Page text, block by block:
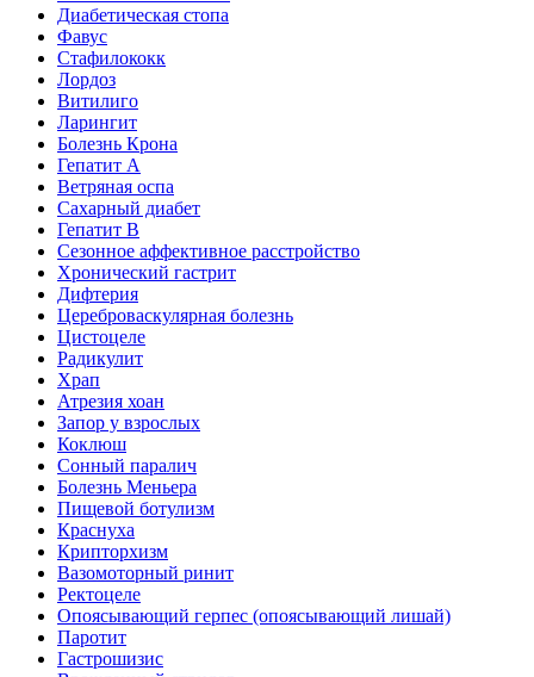
Диабетическая стопа
Фавус
Стафилококк
Лордоз
Витилиго
Ларингит
Болезнь Крона
Гепатит A
Ветряная оспа
Сахарный диабет
Гепатит B
Сезонное аффективное расстройство
Хронический гастрит
Дифтерия
Цереброваскулярная болезнь
Цистоцеле
Радикулит
Храп
Атрезия хоан
Запор у взрослых
Коклюш
Сонный паралич
Болезнь Меньера
Пищевой ботулизм
Краснуха
Крипторхизм
Вазомоторный ринит
Ректоцеле
Опоясывающий герпес (опоясывающий лишай)
Паротит
Гастрошизис